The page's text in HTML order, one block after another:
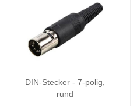
DIN-Stecker - 7-polig,
rund